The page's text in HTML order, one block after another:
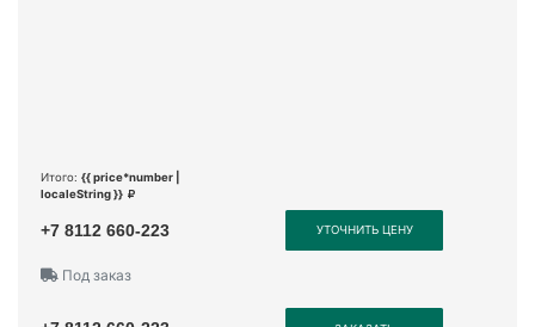
Итого: {{ price*number |
localeString }}
+7 8112 660-223 УТОЧНИТЬ ЦЕНУ
Под заказ